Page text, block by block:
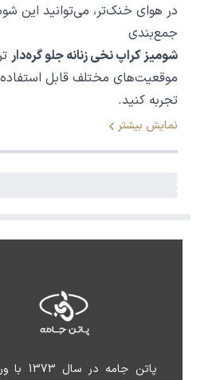
در هوای خنک‌تر، می‌توانید این
جمع‌بندی
شومیز کراپ نخی زنانه جلو گره‌دار
موقعیت‌های مختلف قابل
تجربه کنید.
نمایش بیشتر